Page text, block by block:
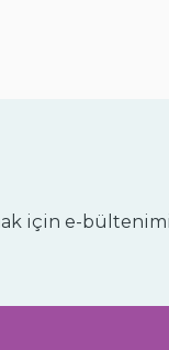
için e-